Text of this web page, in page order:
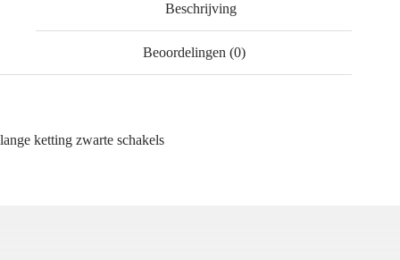
Beschrijving
Beoordelingen (0)
lange ketting zwarte schakels